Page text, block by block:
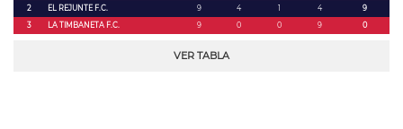
2
EL REJUNTE F.C. 9 4 1 4
9
3
LA TIMBANETA F.C. 9 0 0 9 0
VER TABLA